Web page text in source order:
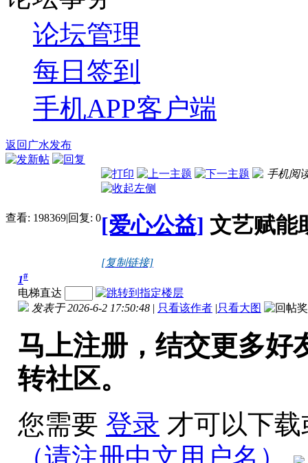
论坛管理
每日签到
手机APP客户端
返回广水发布
查看: 198369|回复: 0
手机阅
[爱心公益] 文艺赋能
[复制链接]
1#
电梯直达
发表于 2026-6-2 17:50:48 | 只看该作者 |只看大图
马上注册，结交更多好
转社区。
您需要 登录 才可以下
（请注册中文用户名）